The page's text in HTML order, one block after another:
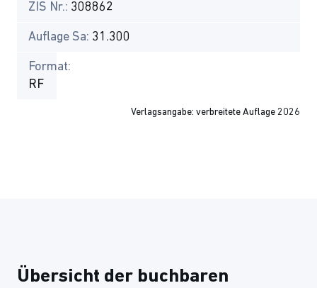
ZIS Nr.: 308862
Auflage Sa: 31.300
Format:
RF
Verlagsangabe: verbreitete Auflage 2026
Übersicht der buchbaren